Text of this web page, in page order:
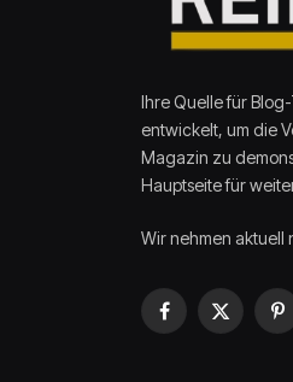
Ihre Quelle für
entwickelt, um die
Magazin zu
Hauptseite für
Wir nehmen aktuell
Facebook
X